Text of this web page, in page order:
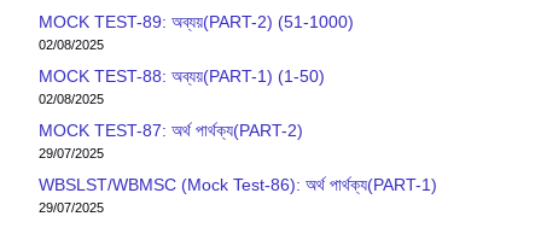
MOCK TEST-89: অব্যয়(PART-2) (51-1000)
02/08/2025
MOCK TEST-88: অব্যয়(PART-1) (1-50)
02/08/2025
MOCK TEST-87: অর্থ পার্থক্য(PART-2)
29/07/2025
WBSLST/WBMSC (Mock Test-86): অর্থ পার্থক্য(PART-1)
29/07/2025